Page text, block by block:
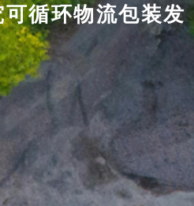
循环物流包装发